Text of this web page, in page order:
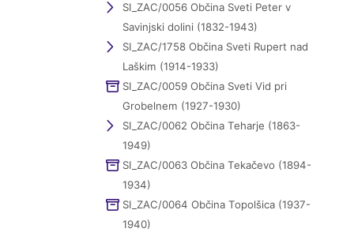
SI_ZAC/0056 Občina Sveti Peter v
Savinjski dolini (1832-1943)
SI_ZAC/1758 Občina Sveti Rupert nad
Laškim (1914-1933)
SI_ZAC/0059 Občina Sveti Vid pri
Grobelnem (1927-1930)
SI_ZAC/0062 Občina Teharje (1863-
1949)
SI_ZAC/0063 Občina Tekačevo (1894-
1934)
SI_ZAC/0064 Občina Topolšica (1937-
1940)